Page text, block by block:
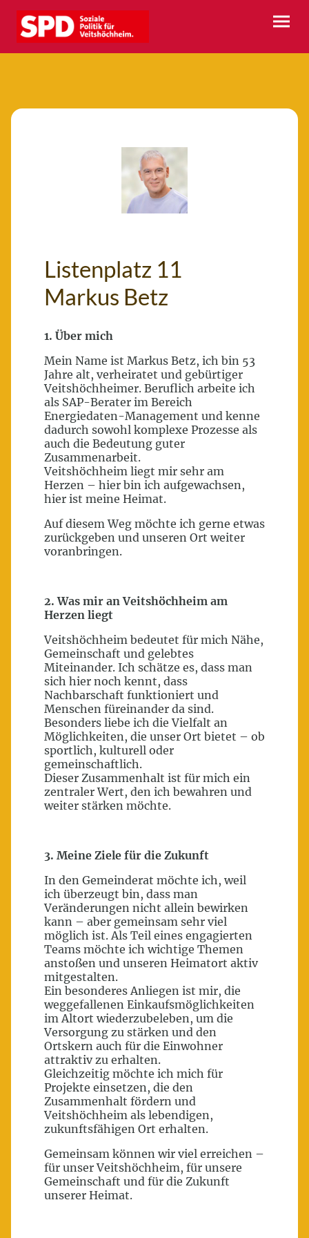
Listenplatz 11
Markus Betz
1. Über mich
Mein Name ist Markus Betz, ich bin 53
Jahre alt, verheiratet und gebürtiger
Veitshöchheimer. Beruflich arbeite ich
als SAP-Berater im Bereich
Energiedaten-Management und kenne
dadurch sowohl komplexe Prozesse als
auch die Bedeutung guter
Zusammenarbeit.
Veitshöchheim liegt mir sehr am
Herzen – hier bin ich aufgewachsen,
hier ist meine Heimat.
Auf diesem Weg möchte ich gerne etwas
zurückgeben und unseren Ort weiter
voranbringen.
2. Was mir an Veitshöchheim am
Herzen liegt
Veitshöchheim bedeutet für mich Nähe,
Gemeinschaft und gelebtes
Miteinander. Ich schätze es, dass man
sich hier noch kennt, dass
Nachbarschaft funktioniert und
Menschen füreinander da sind.
Besonders liebe ich die Vielfalt an
Möglichkeiten, die unser Ort bietet – ob
sportlich, kulturell oder
gemeinschaftlich.
Dieser Zusammenhalt ist für mich ein
zentraler Wert, den ich bewahren und
weiter stärken möchte.
3. Meine Ziele für die Zukunft
In den Gemeinderat möchte ich, weil
ich überzeugt bin, dass man
Veränderungen nicht allein bewirken
kann – aber gemeinsam sehr viel
möglich ist. Als Teil eines engagierten
Teams möchte ich wichtige Themen
anstoßen und unseren Heimatort aktiv
mitgestalten.
Ein besonderes Anliegen ist mir, die
weggefallenen Einkaufsmöglichkeiten
im Altort wiederzubeleben, um die
Versorgung zu stärken und den
Ortskern auch für die Einwohner
attraktiv zu erhalten.
Gleichzeitig möchte ich mich für
Projekte einsetzen, die den
Zusammenhalt fördern und
Veitshöchheim als lebendigen,
zukunftsfähigen Ort erhalten.
Gemeinsam können wir viel erreichen –
für unser Veitshöchheim, für unsere
Gemeinschaft und für die Zukunft
unserer Heimat.